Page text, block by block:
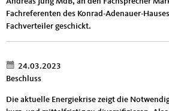
Fachreferenten des Konrad-Adenauer-
Fachverteiler geschickt.
24.03.2023
Beschluss
Die aktuelle Energiekrise zeigt die